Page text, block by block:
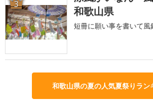
3
和歌山県
短冊に願い事を書いて風
和歌山県の夏の人気夏祭りラン